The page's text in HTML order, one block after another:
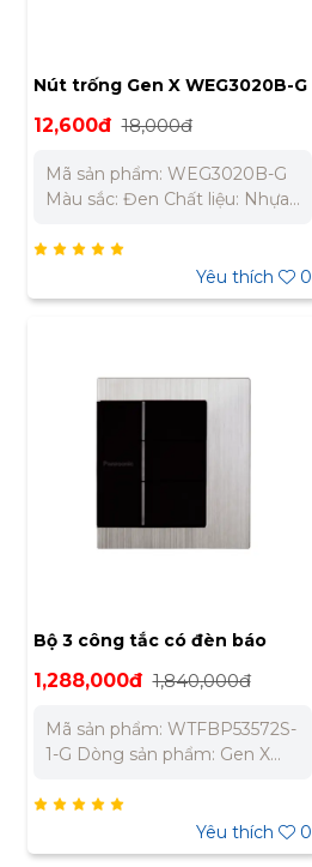
Nút trống Gen X WEG3020B-G
12,600đ 18,000đ
Mã sản phẩm: WEG3020B-G
Màu sắc: Đen Chất liệu: Nhựa
Hãng 12 Tháng Liên hệ chúng
tôi để nhận báo giá tốt nhất
cho dự án Miền Bắc : 0989
332 980
Yêu thích 0
Bộ 3 công tắc có đèn báo
GenX chuẩn BS Panasonic
1,288,000đ 1,840,000đ
Mã sản phẩm: WTFBP53572S-
1-G Dòng sản phẩm: Gen X
Bộ 3 công tắc C, 2 chiều, có
đèn báo Nguồn điện: 250V -
16A Màu sắc: Trắng + Đen Tiêu
Yêu thích 0